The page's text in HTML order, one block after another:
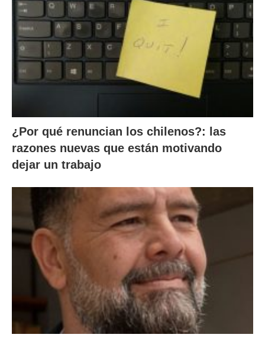
¿Por qué renuncian los chilenos?: las
razones nuevas que están motivando
dejar un trabajo